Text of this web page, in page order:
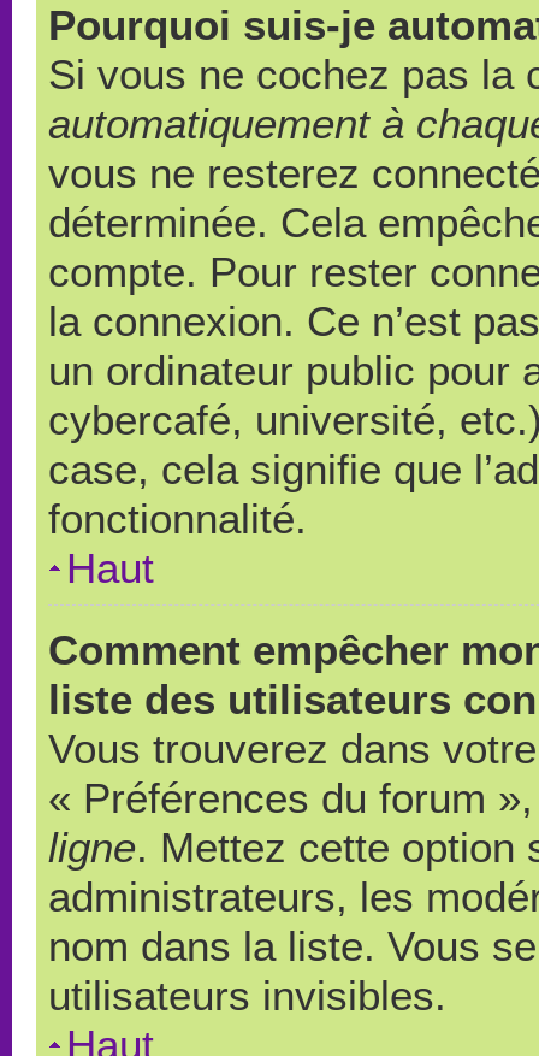
Pourquoi suis-je
Si vous ne cochez pas la
automatiquement à
vous ne resterez
déterminée. Cela
compte. Pour rester
la connexion. Ce n’est
un ordinateur public pour
cybercafé, université,
case, cela signifie que
fonctionnalité.
Haut
Comment empêcher
liste des utilisateurs
Vous trouverez dans
« Préférences du forum
ligne. Mettez cette option
administrateurs, les
nom dans la liste. Vous
utilisateurs invisibles.
Haut